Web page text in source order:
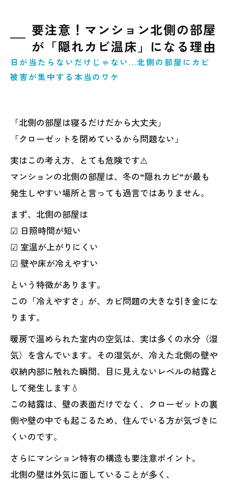
要注意！マンション北側の部屋
が「隠れカビ温床」になる理由
日が当たらないだけじゃない…北側の部屋にカビ
被害が集中する本当のワケ
「北側の部屋は寝るだけだから大丈夫」
「クローゼットを閉めているから問題ない」
実はこの考え方、とても危険です⚠️
マンションの北側の部屋は、冬の“隠れカビ”が最も
発生しやすい場所と言っても過言ではありません。
まず、北側の部屋は
☑ 日照時間が短い
☑ 室温が上がりにくい
☑ 壁や床が冷えやすい
という特徴があります。
この「冷えやすさ」が、カビ問題の大きな引き金にな
ります。
暖房で温められた室内の空気は、実は多くの水分（湿
気）を含んでいます。その湿気が、冷えた北側の壁や
収納内部に触れた瞬間、目に見えないレベルの結露と
して発生します💧
この結露は、壁の表面だけでなく、クローゼットの裏
側や壁の中でも起こるため、住んでいる方が気づきに
くいのです。
さらにマンション特有の構造も要注意ポイント。
北側の壁は外気に面していることが多く、